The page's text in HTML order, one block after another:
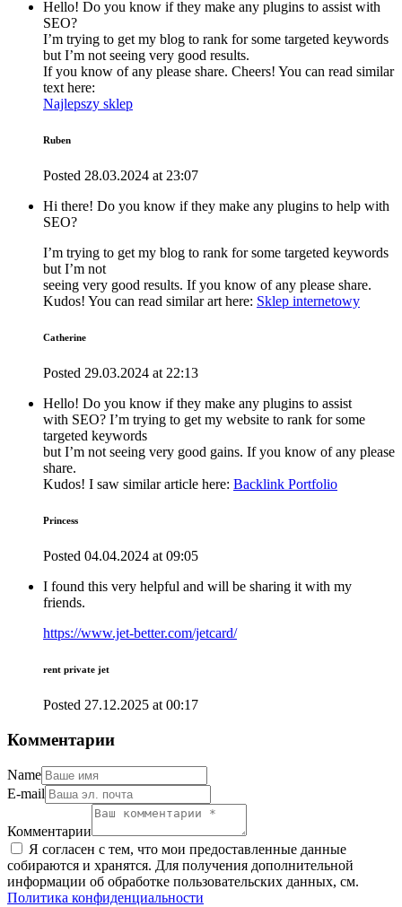
Hello! Do you know if they make any plugins to assist with
SEO?
I’m trying to get my blog to rank for some targeted keywords
but I’m not seeing very good results.
If you know of any please share. Cheers! You can read similar
text here:
Najlepszy sklep
Ruben
Posted 28.03.2024 at 23:07
Hi there! Do you know if they make any plugins to help with
SEO?
I’m trying to get my blog to rank for some targeted keywords
but I’m not
seeing very good results. If you know of any please share.
Kudos! You can read similar art here: Sklep internetowy
Catherine
Posted 29.03.2024 at 22:13
Hello! Do you know if they make any plugins to assist
with SEO? I’m trying to get my website to rank for some
targeted keywords
but I’m not seeing very good gains. If you know of any please
share.
Kudos! I saw similar article here: Backlink Portfolio
Princess
Posted 04.04.2024 at 09:05
I found this very helpful and will be sharing it with my
friends.
https://www.jet-better.com/jetcard/
rent private jet
Posted 27.12.2025 at 00:17
Комментарии
Name
E-mail
Комментарии
Я согласен с тем, что мои предоставленные данные
собираются и хранятся. Для получения дополнительной
информации об обработке пользовательских данных, см.
Политика конфиденциальности